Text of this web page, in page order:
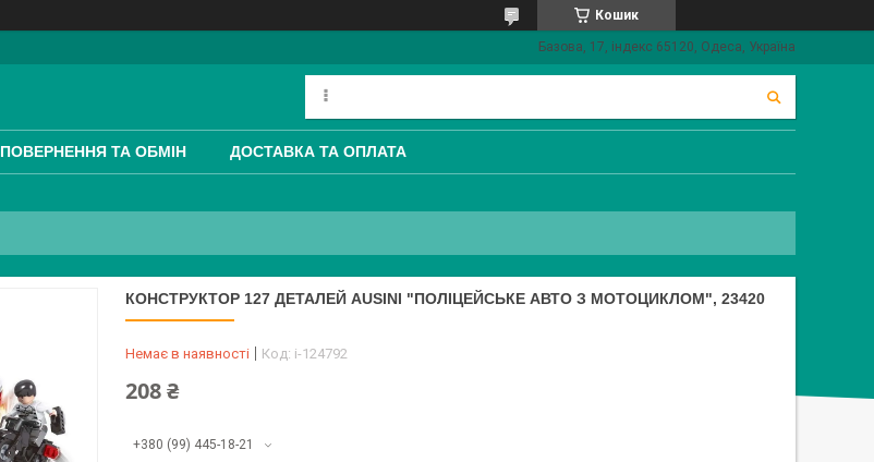
Кошик
Базова, 17, індекс 65120, Одеса, Україна
ПОВЕРНЕННЯ ТА ОБМІН ДОСТАВКА ТА ОПЛАТА
КОНСТРУКТОР 127 ДЕТАЛЕЙ AUSINI "ПОЛІЦЕЙСЬКЕ АВТО З МОТОЦИКЛОМ", 23420
Немає в наявності Код: i-124792
208 ₴
+380 (99) 445-18-21